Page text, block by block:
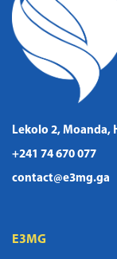
Lekolo 2, Moanda,
+241 74 670 077
contact@e3mg.ga
E3MG